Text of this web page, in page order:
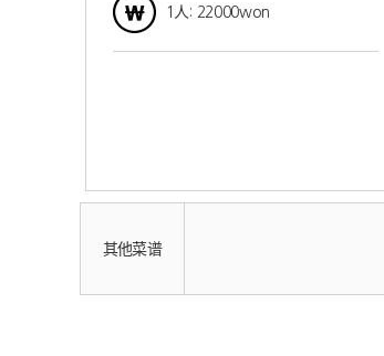
1人: 22000won
其他菜谱